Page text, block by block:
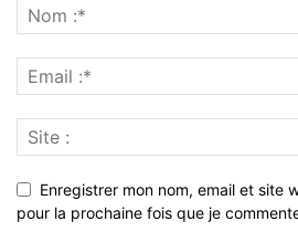
Enregistrer mon nom, email et site
pour la prochaine fois que je